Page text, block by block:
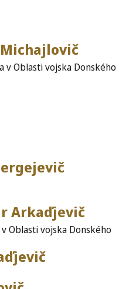
v Oblasti vojska Donského
Arkaďjevič
Oblasti vojska Donského